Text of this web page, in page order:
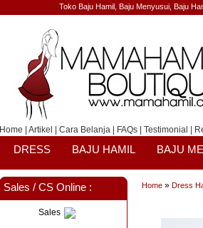
Toko Baju Hamil, Baju Menyusui, Baju
Home
Artikel Cara Belanja FAQs Testimonial
DRESS BAJU HAMIL BAJU
Sales / CS Online :
Sales
Home » Dress